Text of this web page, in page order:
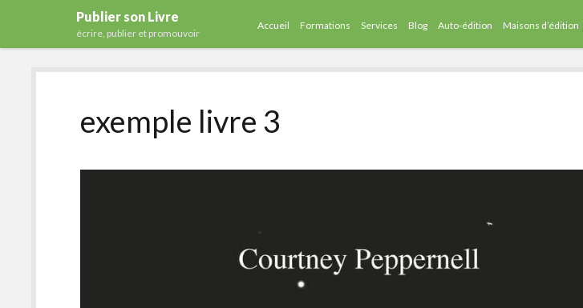
Publier son Livre
écrire, publier et promouvoir
Accueil Formations Services Blog Auto-édition Maisons d’édition
exemple livre 3